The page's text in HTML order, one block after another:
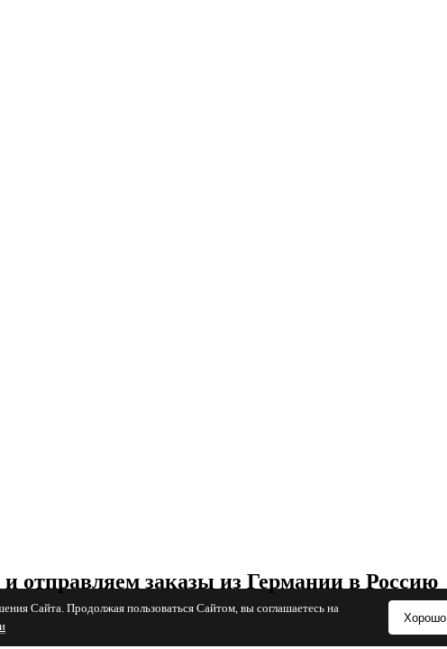
Сайта. Продолжая пользоваться Сайтом, вы соглашаетесь на
Хорошо
заказы из Германии в Россию